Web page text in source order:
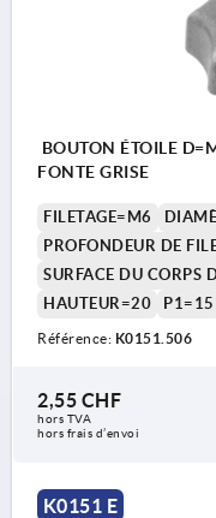
BOUTON ÉTOILE D=M06, D1=32 H=20, FORME:E,
FONTE GRISE
FILETAGE=M6
PROFONDEUR DE
SURFACE DU CORPS
HAUTEUR=20
P1=15
Référence: K0151.506
2,55 CHF
hors TVA
hors frais d’envoi
K0151 E